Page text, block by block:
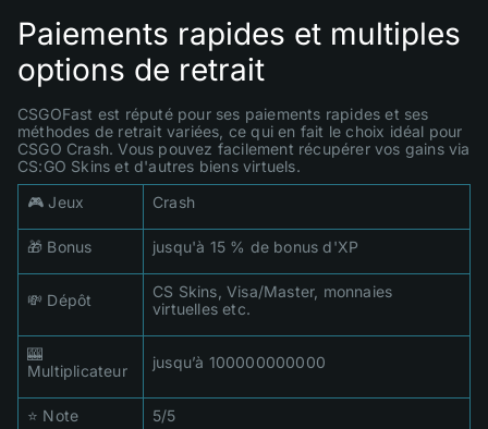
Paiements rapides et multiples
options de retrait
CSGOFast est réputé pour ses paiements rapides et ses
méthodes de retrait variées, ce qui en fait le choix idéal pour
CSGO Crash. Vous pouvez facilement récupérer vos gains via
CS:GO Skins et d'autres biens virtuels.
🎮 Jeux
Crash
🎁 Bonus jusqu'à 15 % de bonus d'XP
💸 Dépôt
CS Skins, Visa/Master, monnaies
virtuelles etc.
🎰
Multiplicateur
jusqu’à 100000000000
⭐ Note 5/5